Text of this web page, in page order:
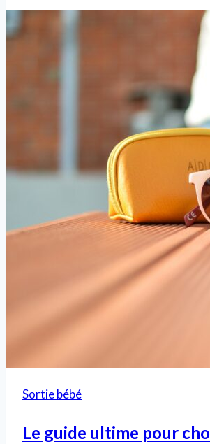
Sortie bébé
Le guide ultime pour